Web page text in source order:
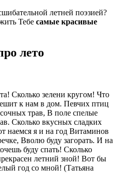
летней поэзией?
Тебе самые красивые
лето
Сколько зелени кругом! Что
к нам в дом. Певчих птиц
трав, В поле спелые
Сколько вкусных сладких
наемся я и на год Витаминов
Вволю буду загорать. И на
буду спать! Сколько
летний зной! Вот бы
год со мной! (Татьяна